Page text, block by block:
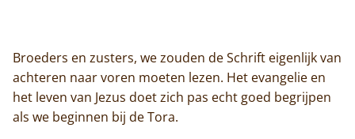
Broeders en zusters, we zouden de Schrift eigenlijk van
achteren naar voren moeten lezen. Het evangelie en
het leven van Jezus doet zich pas echt goed begrijpen
als we beginnen bij de Tora.